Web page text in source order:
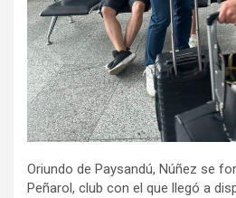
Oriundo de Paysandú, Núñez se
Peñarol, club con el que llegó a